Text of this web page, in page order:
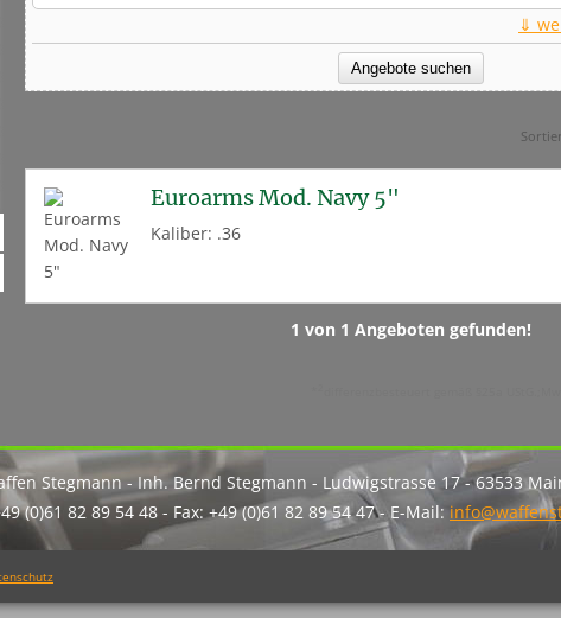
⇓
Angebote suchen
Euroarms Mod. Navy 5"
Kaliber: .36
1 von 1 Angeboten gefunden!
Stegmann - Inh. Bernd Stegmann - Ludwigstrasse 17 - 63533
(0)61 82 89 54 48 - Fax: +49 (0)61 82 89 54 47 - E-Mail: